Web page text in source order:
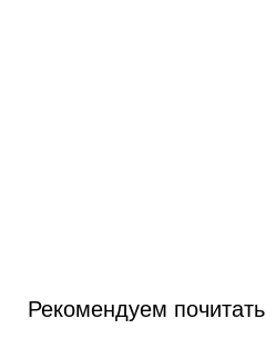
Рекомендуем почитать